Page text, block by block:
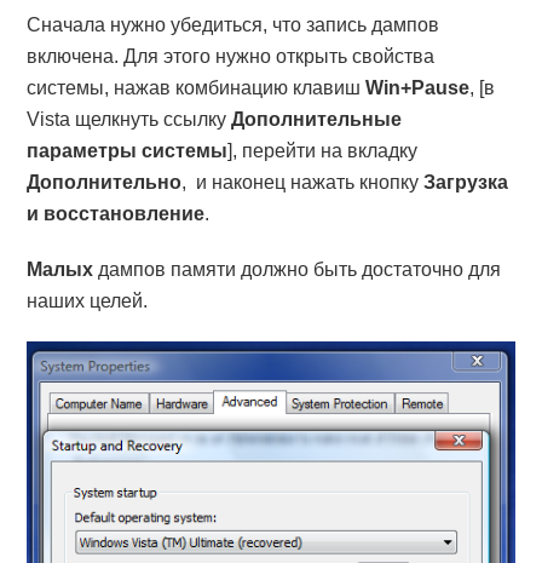
Сначала нужно убедиться, что запись дампов
включена. Для этого нужно открыть свойства
системы, нажав комбинацию клавишWin+Pause, [в
Vista щелкнуть ссылкуДополнительные
параметры системы], перейти на вкладку
Дополнительно, и наконец нажать кнопкуЗагрузка
и восстановление.
Малых дампов памяти должно быть достаточно для
наших целей.